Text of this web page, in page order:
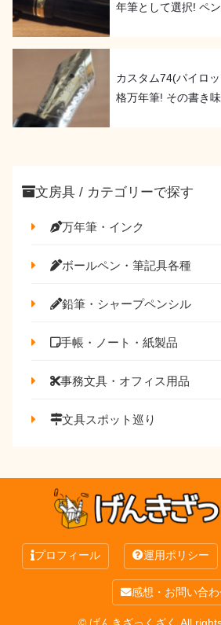
年筆として選択! ペ
カスタム74(パイロ
格万年筆! その書き
文房具 / カテゴリーで探す
万年筆・インク
ボールペン・筆記具各種
鉛筆・シャープペンシル
手帳・ノート・紙製品
事務文具・オフィス用品
文具スポット巡り
プロフィール 運用ポリシー
感想・お問い合